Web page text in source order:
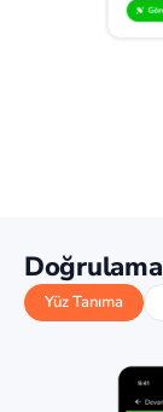
Doğrulama
Yüz Tanıma